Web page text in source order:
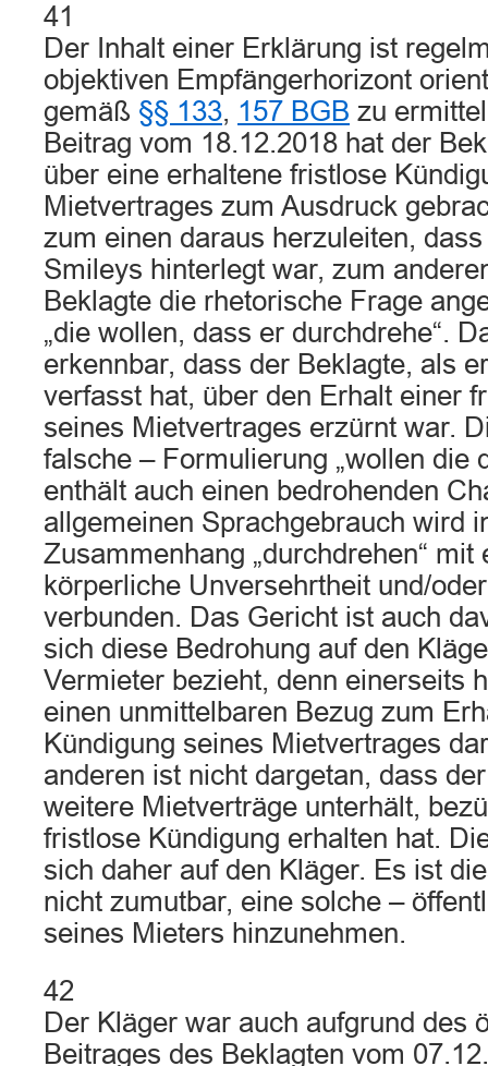
41
Der Inhalt einer Erklärung ist
objektiven Empfängerhorizont
gemäß §§ 133, 157 BGB zu
Beitrag vom 18.12.2018 hat der
über eine erhaltene fristlose
Mietvertrages zum Ausdruck
zum einen daraus herzuleiten,
Smileys hinterlegt war, zum
Beklagte die rhetorische Frage
„die wollen, dass er durchdrehe“.
erkennbar, dass der Beklagte, als
verfasst hat, über den Erhalt einer
seines Mietvertrages erzürnt war.
falsche – Formulierung „wollen die
enthält auch einen bedrohenden
allgemeinen Sprachgebrauch wird
Zusammenhang „durchdrehen“
körperliche Unversehrtheit und/
verbunden. Das Gericht ist auch
sich diese Bedrohung auf den
Vermieter bezieht, denn einerseits
einen unmittelbaren Bezug zum
Kündigung seines Mietvertrages
anderen ist nicht dargetan, dass
weitere Mietverträge unterhält,
fristlose Kündigung erhalten hat.
sich daher auf den Kläger. Es ist
nicht zumutbar, eine solche –
seines Mieters hinzunehmen.
42
Der Kläger war auch aufgrund des
Beitrages des Beklagten vom